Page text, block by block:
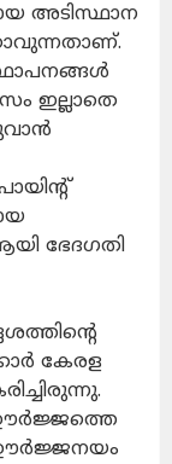
അടിസ്ഥാന
ഇല്ലാതെ
ഭേദഗതി
കേരള
ഊർജ്ജത്തെ
ഊർജ്ജനയം